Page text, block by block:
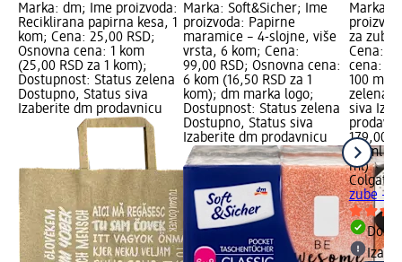
Marka: dm; Ime proizvoda:
Reciklirana papirna kesa, 1
kom; Cena: 25,00 RSD;
Osnovna cena: 1 kom
(25,00 RSD za 1 kom);
Dostupnost: Status zelena
Dostupno, Status siva
Izaberite dm prodavnicu
Marka: Soft&Sicher; Ime
proizvoda: Papirne
maramice – 4-slojne, više
vrsta, 6 kom; Cena:
99,00 RSD; Osnovna cena:
6 kom (16,50 RSD za 1
kom); dm marka logo;
Dostupnost: Status zelena
Dostupno, Status siva
Izaberite dm prodavnicu
Marka:
za zube
Cena:
cena:
100 ml);
zelena
siva
179,00
20 ml
ml)
Colgate
zube –